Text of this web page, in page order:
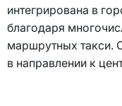
интегрирована в
благодаря
маршрутных такси.
в направлении к